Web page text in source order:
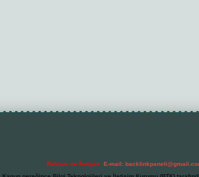
Reklam ve İletişim: E-mail: